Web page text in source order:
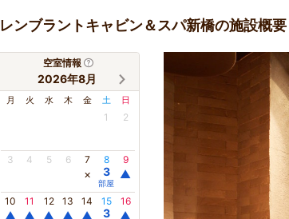
レンブラントキャビン＆スパ新橋の施設概要
空室情報
2026年8月
月 火 水 木 金 土 日
1 2
3 4 5 6 7
×
8
3
部屋
9
▲
10
▲
11
▲
12
▲
13
▲
14
▲
15
3
16
▲